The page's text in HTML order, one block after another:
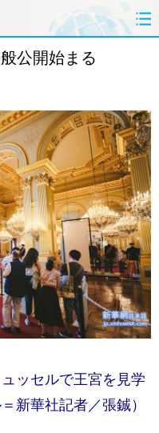
経済
写真
公開始まる
ッセルで王宮を見学
新華社記者／張鋮）